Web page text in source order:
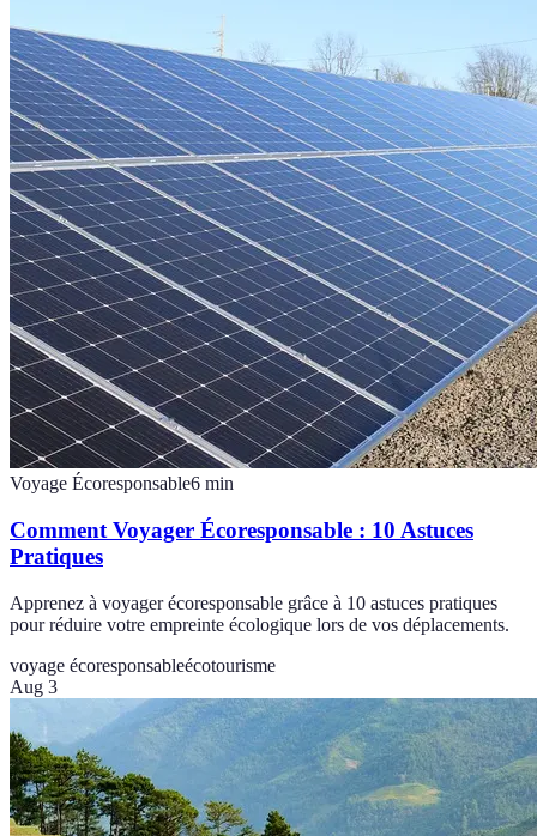
Voyage Écoresponsable6 min
Comment Voyager Écoresponsable : 10 Astuces
Pratiques
Apprenez à voyager écoresponsable grâce à 10 astuces pratiques
pour réduire votre empreinte écologique lors de vos déplacements.
voyage écoresponsableécotourisme
Aug 3